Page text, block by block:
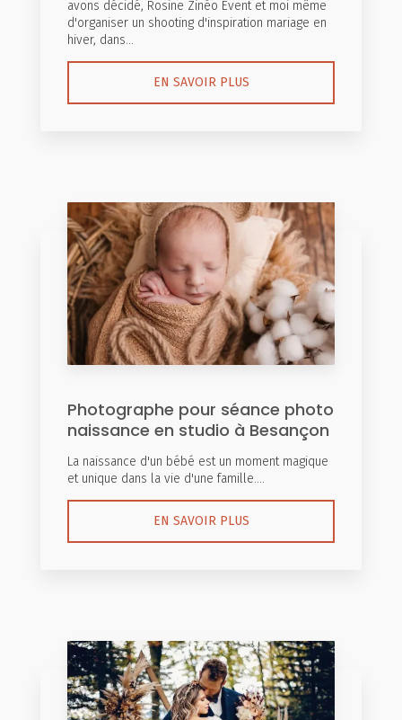
avons décidé, Rosine Zinéo Event et moi même
d'organiser un shooting d'inspiration mariage en
hiver, dans...
EN SAVOIR PLUS
Photographe pour séance photo
naissance en studio à Besançon
La naissance d'un bébé est un moment magique
et unique dans la vie d'une famille....
EN SAVOIR PLUS